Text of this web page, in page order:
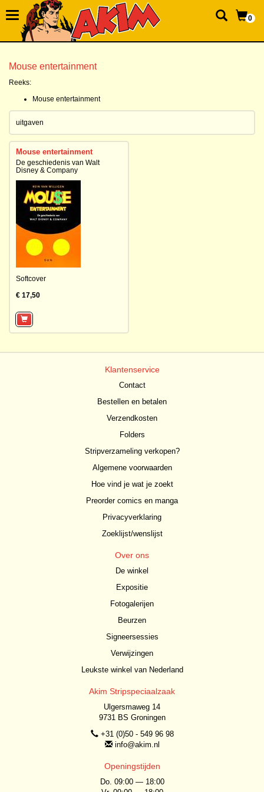
0
Mouse entertainment
Reeks:
Mouse entertainment
uitgaven
Mouse entertainment
De geschiedenis van Walt
Disney & Company
Softcover
€ 17,50
Klantenservice
Contact
Bestellen en betalen
Verzendkosten
Folders
Stripverzameling verkopen?
Algemene voorwaarden
Hoe vind je wat je zoekt
Preorder comics en manga
Privacyverklaring
Zoeklijst/wenslijst
Over ons
De winkel
Expositie
Fotogalerijen
Beurzen
Signeersessies
Verwijzingen
Leukste winkel van Nederland
Akim Stripspeciaalzaak
Ulgersmaweg 14
9731 BS Groningen
+31 (0)50 - 549 96 98
info@akim.nl
Openingstijden
Do. 09:00 — 18:00